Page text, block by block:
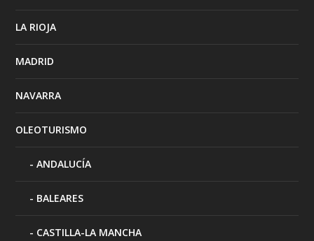
LA RIOJA
MADRID
NAVARRA
OLEOTURISMO
ANDALUCÍA
BALEARES
CASTILLA-LA MANCHA